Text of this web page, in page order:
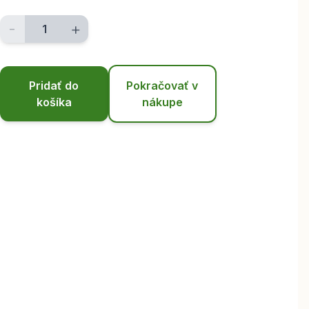
- +
Pridať do
košíka
Pokračovať v
nákupe